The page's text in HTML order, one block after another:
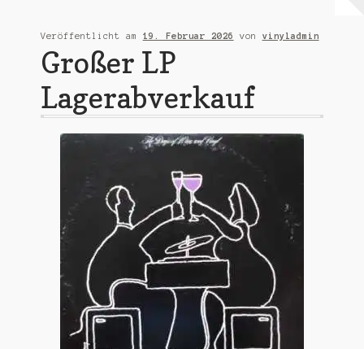
Warenkorb
Mein Konto
öffnen
Veröffentlicht am 19. Februar 2026 von vinyladmin
Großer LP
Lagerabverkauf